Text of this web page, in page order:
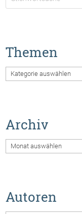
Themen
Themen
Archiv
Archiv
Autoren